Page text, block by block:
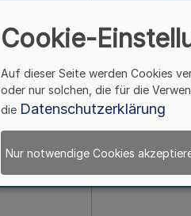
Cookie-
Auf dieser Seite werden Cookies
oder nur solchen, die für die
die Datenschutzerklärung
Nur notwendige Cookies